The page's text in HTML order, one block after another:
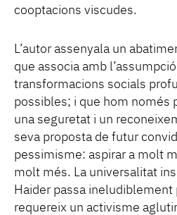
cooptacions viscudes.
L’autor assenyala un
que associa amb
transformacions socials
possibles; i que hom només
una seguretat i un
seva proposta de futur
pessimisme: aspirar a molt
molt més. La universalitat
Haider passa ineludiblement
requereix un activisme